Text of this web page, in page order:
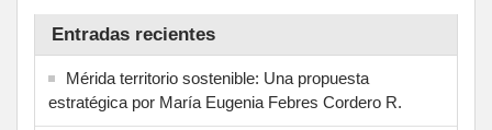
Entradas recientes
Mérida territorio sostenible: Una propuesta
estratégica por María Eugenia Febres Cordero R.